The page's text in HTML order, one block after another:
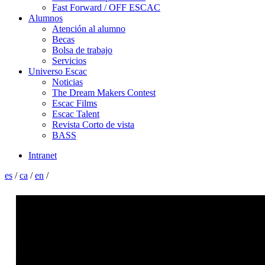
Fast Forward / OFF ESCAC
Alumnos
Atención al alumno
Becas
Bolsa de trabajo
Servicios
Universo Escac
Noticias
The Dream Makers Contest
Escac Films
Escac Talent
Revista Corto de vista
BASS
Intranet
es /ca /en /